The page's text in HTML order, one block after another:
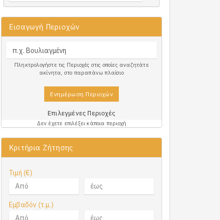
Εισαγωγή Περιοχών
Πληκτρολογήστε τις Περιοχές στις οποίες αναζητάτε
ακίνητα, στο παραπάνω πλαίσιο
Ενημέρωση Περιοχών
Επιλεγμένες Περιοχές
Δεν έχετε επιλέξει κάποια περιοχή
Κριτήρια Ζήτησης
Τιμή (€)
Εμβαδόν (τ.μ.)